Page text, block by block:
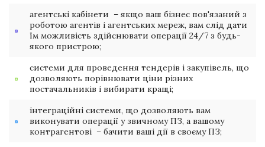
агентські кабінети – якщо ваш бізнес пов'язаний з
роботою агентів і агентських мереж, вам слід дати
їм можливість здійснювати операції 24/7 з будь-
якого пристрою;
системи для проведення тендерів і закупівель, що
дозволяють порівнювати ціни різних
постачальників і вибирати кращі;
інтеграційні системи, що дозволяють вам
виконувати операції у звичному ПЗ, а вашому
контрагентові – бачити ваші дії в своєму ПЗ;